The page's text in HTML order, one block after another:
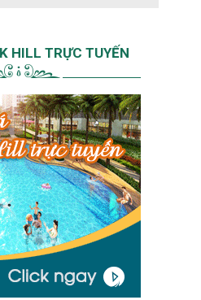
HILL TRỰC TUYẾN